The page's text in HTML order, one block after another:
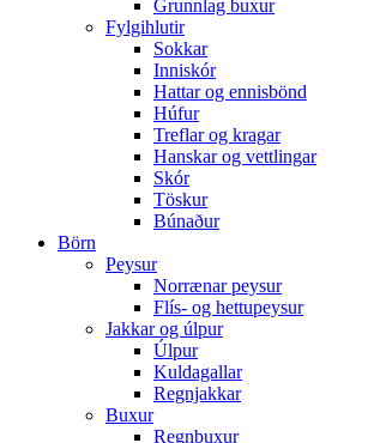
Grunnlag buxur
Fylgihlutir
Sokkar
Inniskór
Hattar og ennisbönd
Húfur
Treflar og kragar
Hanskar og vettlingar
Skór
Töskur
Búnaður
Börn
Peysur
Norrænar peysur
Flís- og hettupeysur
Jakkar og úlpur
Úlpur
Kuldagallar
Regnjakkar
Buxur
Regnbuxur